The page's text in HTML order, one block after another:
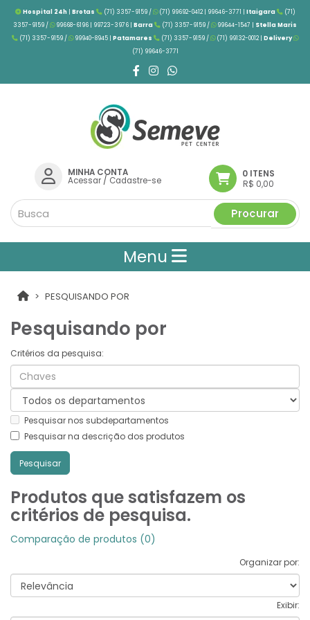
Hospital 24h| Brotas (71) 3357-9159 / (71) 99692-0412 | 99646-3771 | Itaigara
(71)
3357-9159 /
99668-6196 | 99723-3976 | Barra (71) 3357-9159 / 99644-1547 | Stella Maris
(71) 3357-9159 /
99940-8945 | Patamares (71) 3357-9159 / (71) 99132-0012 | Delivery
(71) 99646-3771
MINHA CONTA
Acessar/ Cadastre-se
0 ITENS
R$ 0,00
Procurar
Menu
PESQUISANDO POR
Pesquisando por
Critérios da pesquisa:
Pesquisar nos subdepartamentos
Pesquisar na descrição dos produtos
Produtos que satisfazem os
critérios de pesquisa.
Comparação de produtos (0)
Organizar por:
Exibir: